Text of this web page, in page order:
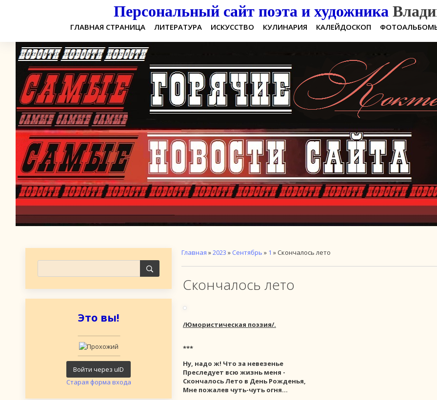
Персональный сайт поэта и художника
ГЛАВНАЯ СТРАНИЦА ЛИТЕРАТУРА ИСКУССТВО КУЛИНАРИЯ КАЛЕЙДОСКОП
Это вы!
Войти через uID
Старая форма входа
Главная »2023 » Сентябрь » 1 » Скончалось лето
Скончалось лето
/Юмористическая поэзия/.
***
Ну, надо ж! Что за невезенье
Преследует всю жизнь меня -
Скончалось Лето в День Рожденья,
Мне пожалев чуть-чуть огня...